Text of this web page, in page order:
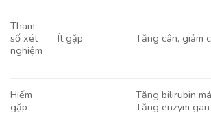
Tham
số xét
nghiệm
Ít gặp Tăng cân, giảm
Hiếm
gặp
Tăng bilirubin
Tăng enzym gan